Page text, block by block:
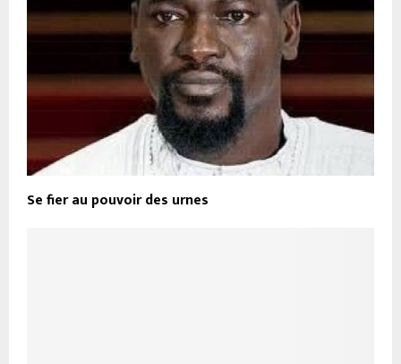
Se fier au pouvoir des urnes